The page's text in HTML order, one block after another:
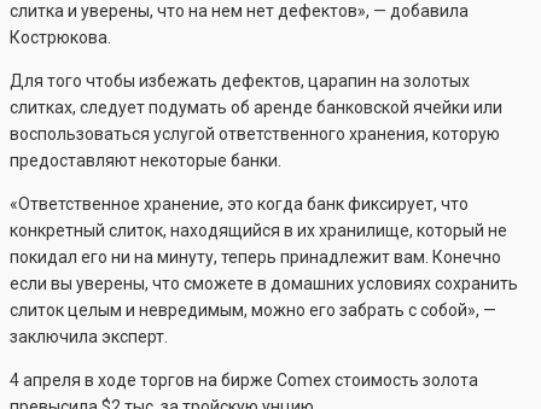
слитка и уверены, что на нем нет дефектов», — добавила
Кострюкова.
Для того чтобы избежать дефектов, царапин на золотых
слитках, следует подумать об аренде банковской ячейки или
воспользоваться услугой ответственного хранения, которую
предоставляют некоторые банки.
«Ответственное хранение, это когда банк фиксирует, что
конкретный слиток, находящийся в их хранилище, который не
покидал его ни на минуту, теперь принадлежит вам. Конечно
если вы уверены, что сможете в домашних условиях сохранить
слиток целым и невредимым, можно его забрать с собой», —
заключила эксперт.
4 апреля в ходе торгов на бирже Comex стоимость золота